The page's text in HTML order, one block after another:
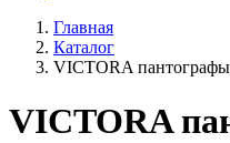
Главная
Каталог
VICTORA
VICTORA